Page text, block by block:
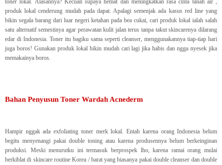
toner lokal. Alasannya? Kecuali supaya hemat dan meningkatkan rasa cinta tanah air ,
produk lokal cenderung mudah pada dapat. Apalagi semenjak ada kasus red line yang
bikin segala barang dari luar negeri ketahan pada bea cukai, cari produk lokal ialah salah
satu alternatif semestinya agar perawatan kulit jalan terus tanpa takut skincarenya dilarang
edar di Indonesia. Toner itu bagiku sama seperti cleanser, menggunakannya tiap-tiap hari
juga boros! Gunakan produk lokal bikin mudah cari lagi jika habis dan ngga nyesek jika
memakainya boros.
Bahan Penyusun Toner Wardah Acnederm
Hampir nggak ada exfoliating toner merk lokal. Entah karena orang Indonesia belum
begitu menyenangi pakai double toning atau karena produsennya belum berkeinginan
produksi. Meski menurutku ini termasuk berprospek lho, karena ramai orang mulai
berkiblat di skincare routine Korea / barat yang biasanya pakai double cleanser dan double